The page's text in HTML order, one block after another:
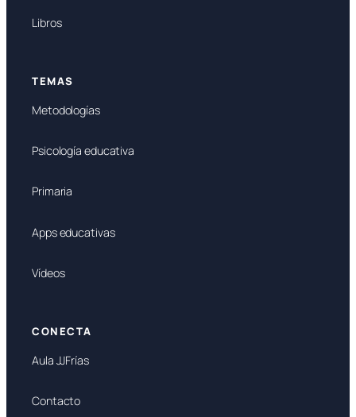
Libros
TEMAS
Metodologías
Psicología educativa
Primaria
Apps educativas
Vídeos
CONECTA
Aula JJFrías
Contacto